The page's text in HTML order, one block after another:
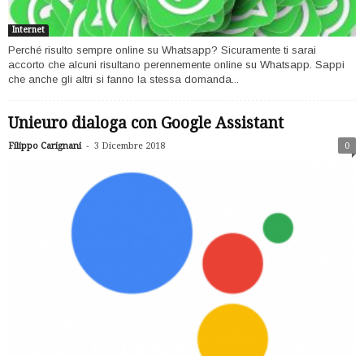
Internet
Perché risulto sempre online su Whatsapp? Sicuramente ti sarai
accorto che alcuni risultano perennemente online su Whatsapp. Sappi
che anche gli altri si fanno la stessa domanda...
Unieuro dialoga con Google Assistant
Filippo Carignani - 3 Dicembre 2018 0